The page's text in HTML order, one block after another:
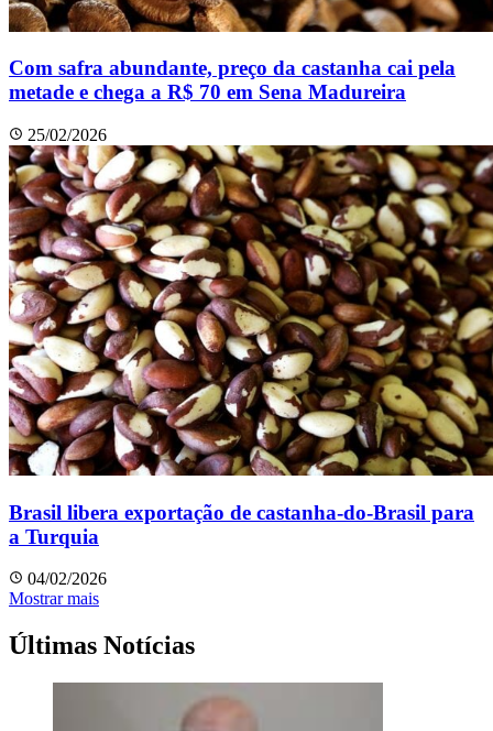
Com safra abundante, preço da castanha cai pela
metade e chega a R$ 70 em Sena Madureira
25/02/2026
Brasil libera exportação de castanha-do-Brasil para
a Turquia
04/02/2026
Mostrar mais
Últimas Notícias